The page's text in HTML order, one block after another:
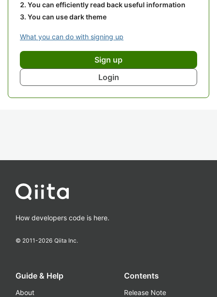
You can efficiently read back useful information
You can use dark theme
What you can do with signing up
Sign up
Login
How developers code is here.
© 2011-2026 Qiita Inc.
Guide & Help
About
Contents
Release Note